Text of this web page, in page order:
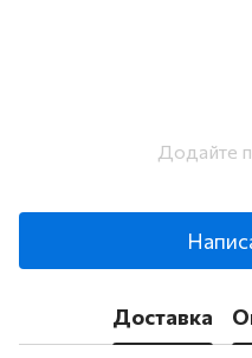
Додайте
Доставка